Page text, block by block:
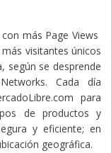
más Page Views
visitantes únicos
según se desprende
Cada día
para
de productos y
y eficiente; en
geográfica.